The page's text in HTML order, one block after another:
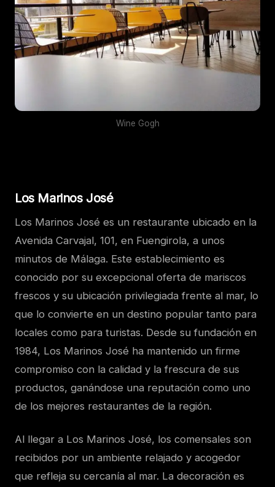
Wine Gogh
Los Marinos José
Los Marinos José es un restaurante ubicado en la
Avenida Carvajal, 101, en Fuengirola, a unos
minutos de Málaga. Este establecimiento es
conocido por su excepcional oferta de mariscos
frescos y su ubicación privilegiada frente al mar, lo
que lo convierte en un destino popular tanto para
locales como para turistas. Desde su fundación en
1984, Los Marinos José ha mantenido un firme
compromiso con la calidad y la frescura de sus
productos, ganándose una reputación como uno
de los mejores restaurantes de la región.
Al llegar a Los Marinos José, los comensales son
recibidos por un ambiente relajado y acogedor
que refleja su cercanía al mar. La decoración es